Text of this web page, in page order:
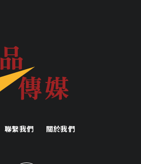
聯繫我們 關於我們